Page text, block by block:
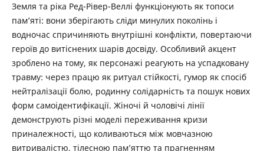
Земля та ріка Ред-Рівер-Веллі функціонують як топоси
пам’яті: вони зберігають сліди минулих поколінь і
водночас спричиняють внутрішні конфлікти, повертаючи
героїв до витіснених шарів досвіду. ­Особливий акцент
зроблено на тому, як персонажі реагують на успадковану
травму: через працю як ритуал стійкості, гумор як спосіб
нейтралізації болю, родинну солідарність та пошук нових
форм самоідентифікації. Жіночі й чоловічі лінії
демонструють різні моделі переживання кризи
приналежності, що коливаються між мовчазною
витривалістю, тілесною пам’яттю та прагненням